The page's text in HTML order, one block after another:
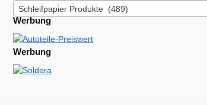
Schleifpapier Produkte (489)
Werbung
Werbung